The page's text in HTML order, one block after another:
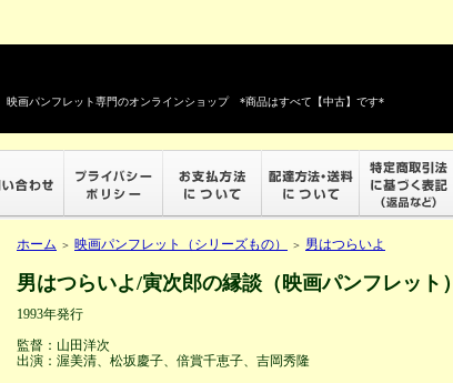
映画パンフレット専門のオンラインショップ *商品はすべて【中古】です*
ホーム ＞ 映画パンフレット（シリーズもの） ＞ 男はつらいよ
男はつらいよ/寅次郎の縁談（映画パンフレット）
1993年発行
監督：山田洋次
出演：渥美清、松坂慶子、倍賞千恵子、吉岡秀隆